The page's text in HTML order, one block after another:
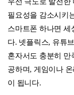
필요성을 감소시키
스마트폰 하나면 세
다. 넷플릭스, 유튜
혼자서도 충분히 만
공하며, 게임이나
이 됩니다.